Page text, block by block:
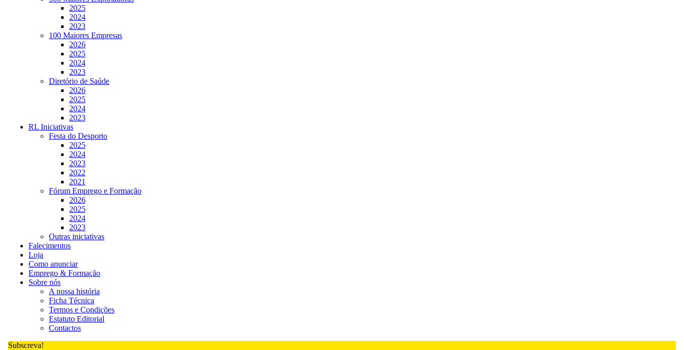
2025
2024
2023
100 Maiores Empresas
2026
2025
2024
2023
Diretório de Saúde
2026
2025
2024
2023
RL Iniciativas
Festa do Desporto
2025
2024
2023
2022
2021
Fórum Emprego e Formação
2026
2025
2024
2023
Outras iniciativas
Falecimentos
Loja
Como anunciar
Emprego & Formação
Sobre nós
A nossa história
Ficha Técnica
Termos e Condições
Estatuto Editorial
Contactos
Subscreva!